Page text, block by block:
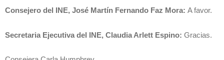
Consejero del INE, José Martín Fernando Faz Mora: A favor.
Secretaria Ejecutiva del INE, Claudia Arlett Espino: Gracias.